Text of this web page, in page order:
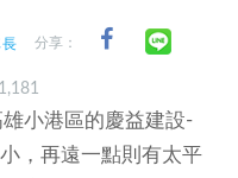
分享：
小港區的慶益建設-
，再遠一點則有太平